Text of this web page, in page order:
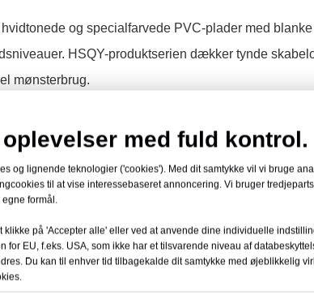
og specialfarvede PVC-plader med blanke
HSQY-produktserien dækker tynde
mønsterbrug.
er et stift eller halvstift plastark, der bruges til at
film, der bruges til beklædningstasker eller
eller mekanisk skære gentagelige beklædningsdele.
polyvinylchloridark, der omdannes til et
med fuld kontrol.
og lignende teknologier ('cookies'). Med dit samtykke vil vi bruge
til at vise interessebaseret annoncering. Vi bruger
formål.
klikke på 'Accepter alle' eller ved at anvende dine individuelle
for EU, f.eks. USA, som ikke har et tilsvarende niveau af
Du kan til enhver tid tilbagekalde dit samtykke med øjeblikkelig